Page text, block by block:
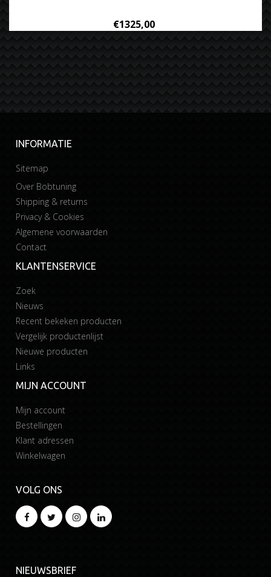
€1325,00
INFORMATIE
Sitemap
Over Bobtuning
Shipping & returns
Privacy & Cookies
Algemene voorwaarden
Contact
KLANTENSERVICE
Zoek
Nieuws
Recent bekeken producten
Vergelijk productenlijst
Nieuwe producten
Links
MIJN ACCOUNT
Mijn account
Bestellingen
Klant adressen
Winkelwagen
VOLG ONS
NIEUWSBRIEF